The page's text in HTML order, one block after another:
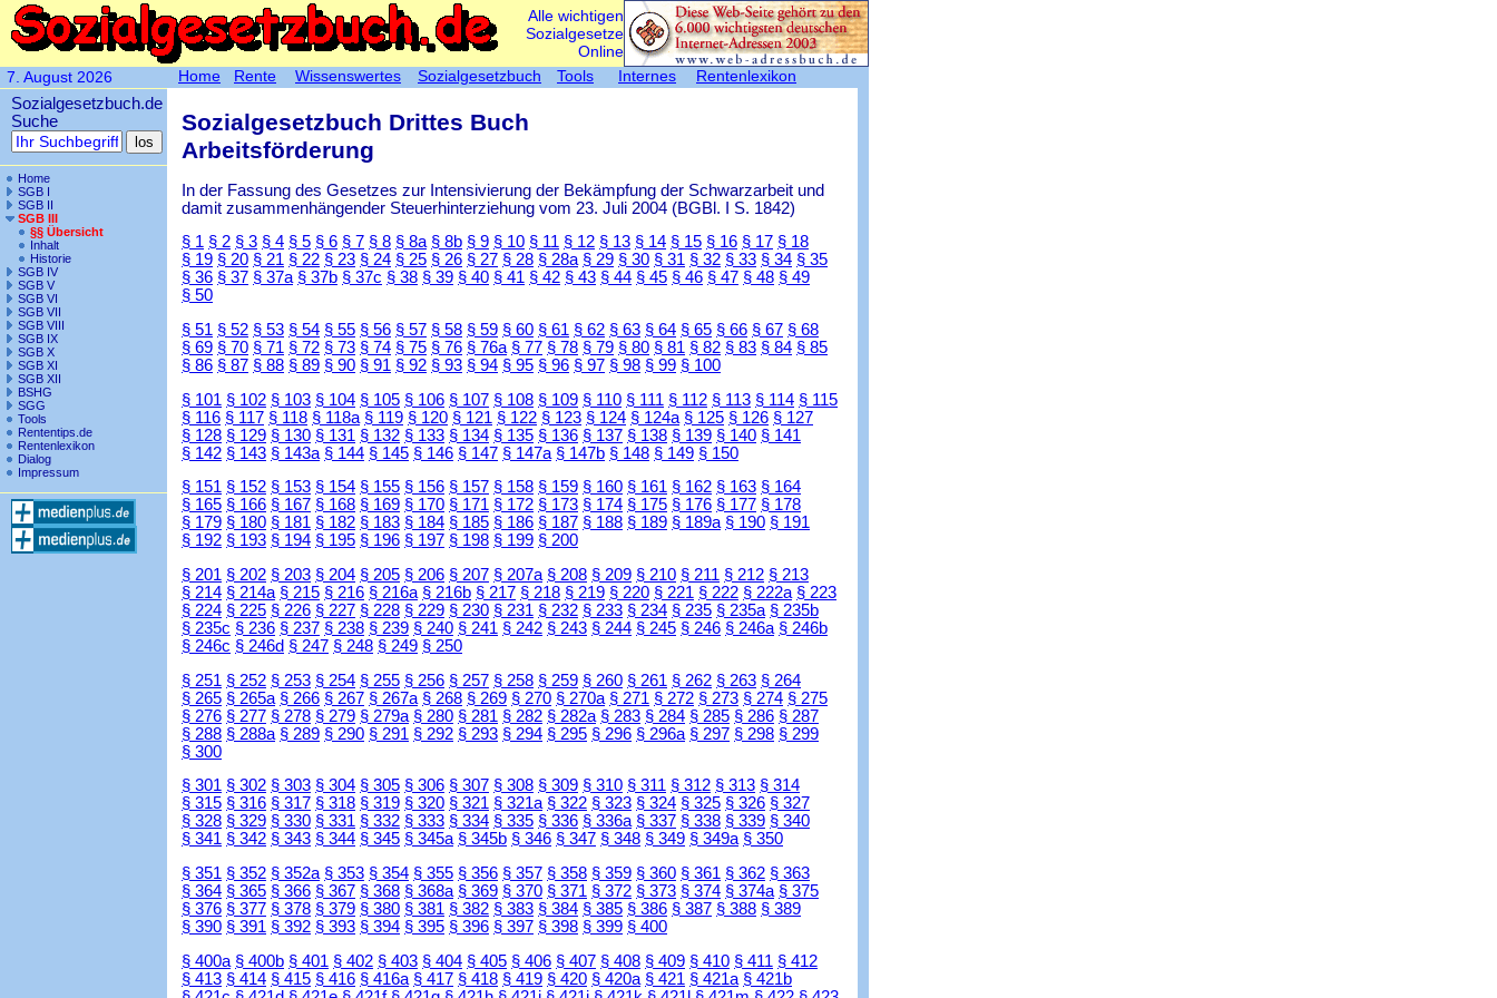
Alle wichtigen
Sozialgesetze
Online
7. August 2026
Sozialgesetzbuch.de
Suche
Home
SGB I
SGB II
SGB III
§§ Übersicht
Inhalt
Historie
SGB IV
SGB V
SGB VI
SGB VII
SGB VIII
SGB IX
SGB X
SGB XI
SGB XII
BSHG
SGG
Tools
Rententips.de
Rentenlexikon
Dialog
Impressum
Sozialgesetzbuch Drittes Buch
Arbeitsförderung
In der Fassung des Gesetzes zur Intensivierung der Bekämpfung der Schwarzarbeit und
damit zusammenhängender Steuerhinterziehung vom 23. Juli 2004 (BGBl. I S. 1842)
§ 1 § 2 § 3 § 4 § 5 § 6 § 7 § 8 § 8a § 8b § 9 § 10 § 11 § 12 § 13 § 14 § 15 § 16 § 17 § 18
§ 19 § 20 § 21 § 22 § 23 § 24 § 25 § 26 § 27 § 28 § 28a § 29 § 30 § 31 § 32 § 33 § 34 § 35
§ 36 § 37 § 37a § 37b § 37c § 38 § 39 § 40 § 41 § 42 § 43 § 44 § 45 § 46 § 47 § 48 § 49
§ 50
§ 51 § 52 § 53 § 54 § 55 § 56 § 57 § 58 § 59 § 60 § 61 § 62 § 63 § 64 § 65 § 66 § 67 § 68
§ 69 § 70 § 71 § 72 § 73 § 74 § 75 § 76 § 76a § 77 § 78 § 79 § 80 § 81 § 82 § 83 § 84 § 85
§ 86 § 87 § 88 § 89 § 90 § 91 § 92 § 93 § 94 § 95 § 96 § 97 § 98 § 99 § 100
§ 101 § 102 § 103 § 104 § 105 § 106 § 107 § 108 § 109 § 110 § 111 § 112 § 113 § 114 § 115
§ 116 § 117 § 118 § 118a § 119 § 120 § 121 § 122 § 123 § 124 § 124a § 125 § 126 § 127
§ 128 § 129 § 130 § 131 § 132 § 133 § 134 § 135 § 136 § 137 § 138 § 139 § 140 § 141
§ 142 § 143 § 143a § 144 § 145 § 146 § 147 § 147a § 147b § 148 § 149 § 150
§ 151 § 152 § 153 § 154 § 155 § 156 § 157 § 158 § 159 § 160 § 161 § 162 § 163 § 164
§ 165 § 166 § 167 § 168 § 169 § 170 § 171 § 172 § 173 § 174 § 175 § 176 § 177 § 178
§ 179 § 180 § 181 § 182 § 183 § 184 § 185 § 186 § 187 § 188 § 189 § 189a § 190 § 191
§ 192 § 193 § 194 § 195 § 196 § 197 § 198 § 199 § 200
§ 201 § 202 § 203 § 204 § 205 § 206 § 207 § 207a § 208 § 209 § 210 § 211 § 212 § 213
§ 214 § 214a § 215 § 216 § 216a § 216b § 217 § 218 § 219 § 220 § 221 § 222 § 222a § 223
§ 224 § 225 § 226 § 227 § 228 § 229 § 230 § 231 § 232 § 233 § 234 § 235 § 235a § 235b
§ 235c § 236 § 237 § 238 § 239 § 240 § 241 § 242 § 243 § 244 § 245 § 246 § 246a § 246b
§ 246c § 246d § 247 § 248 § 249 § 250
§ 251 § 252 § 253 § 254 § 255 § 256 § 257 § 258 § 259 § 260 § 261 § 262 § 263 § 264
§ 265 § 265a § 266 § 267 § 267a § 268 § 269 § 270 § 270a § 271 § 272 § 273 § 274 § 275
§ 276 § 277 § 278 § 279 § 279a § 280 § 281 § 282 § 282a § 283 § 284 § 285 § 286 § 287
§ 288 § 288a § 289 § 290 § 291 § 292 § 293 § 294 § 295 § 296 § 296a § 297 § 298 § 299
§ 300
§ 301 § 302 § 303 § 304 § 305 § 306 § 307 § 308 § 309 § 310 § 311 § 312 § 313 § 314
§ 315 § 316 § 317 § 318 § 319 § 320 § 321 § 321a § 322 § 323 § 324 § 325 § 326 § 327
§ 328 § 329 § 330 § 331 § 332 § 333 § 334 § 335 § 336 § 336a § 337 § 338 § 339 § 340
§ 341 § 342 § 343 § 344 § 345 § 345a § 345b § 346 § 347 § 348 § 349 § 349a § 350
§ 351 § 352 § 352a § 353 § 354 § 355 § 356 § 357 § 358 § 359 § 360 § 361 § 362 § 363
§ 364 § 365 § 366 § 367 § 368 § 368a § 369 § 370 § 371 § 372 § 373 § 374 § 374a § 375
§ 376 § 377 § 378 § 379 § 380 § 381 § 382 § 383 § 384 § 385 § 386 § 387 § 388 § 389
§ 390 § 391 § 392 § 393 § 394 § 395 § 396 § 397 § 398 § 399 § 400
§ 400a § 400b § 401 § 402 § 403 § 404 § 405 § 406 § 407 § 408 § 409 § 410 § 411 § 412
§ 413 § 414 § 415 § 416 § 416a § 417 § 418 § 419 § 420 § 420a § 421 § 421a § 421b
Home Rente Wissenswertes Sozialgesetzbuch Tools Internes Rentenlexikon